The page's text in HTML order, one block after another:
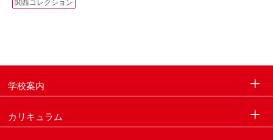
関西コレクション
学校案内
カリキュラム